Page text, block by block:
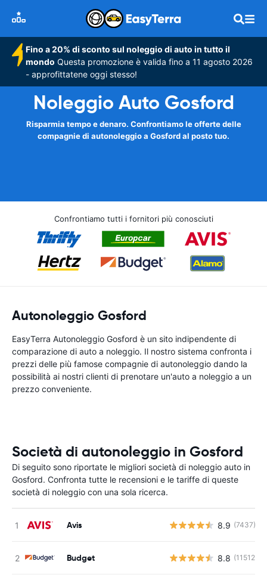
Fino a 20% di sconto sul noleggio di auto in tutto il
mondo Questa promozione è valida fino a 11 agosto 2026
- approfittatene oggi stesso!
Noleggio Auto Gosford
Risparmia tempo e denaro. Confrontiamo le offerte delle
compagnie di autonoleggio a Gosford al posto tuo.
Confrontiamo tutti i fornitori più conosciuti
Autonoleggio Gosford
EasyTerra Autonoleggio Gosford è un sito indipendente di
comparazione di auto a noleggio. Il nostro sistema confronta i
prezzi delle più famose compagnie di autonoleggio dando la
possibilità ai nostri clienti di prenotare un'auto a noleggio a un
prezzo conveniente.
Società di autonoleggio in Gosford
Di seguito sono riportate le migliori società di noleggio auto in
Gosford. Confronta tutte le recensioni e le tariffe di queste
società di noleggio con una sola ricerca.
Avis 8.9 (7437)
Budget 8.8 (11512)